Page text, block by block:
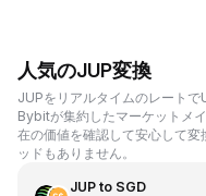
人気のJUP変換
JUPをリアルタイムのレートで
Bybitが集約したマーケットメ
在の価値を確認して安心して
ッドもありません。
JUPto SGD